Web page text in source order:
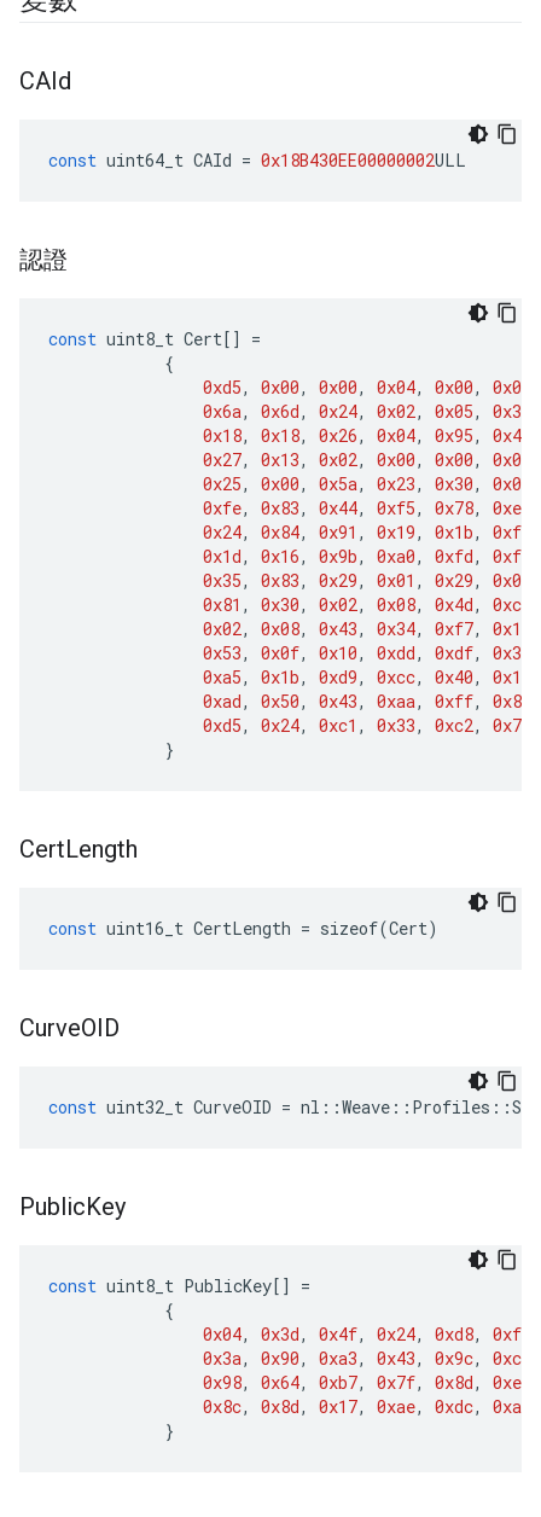
CAId
const uint64_t CAId = 0x18B430EE00000002ULL
認證
const uint8_t Cert[]
=
{
0xd5, 0x00, 0x00, 0x04, 0x00, 0x01
0x6a, 0x6d, 0x24, 0x02, 0x05, 0x37
0x18, 0x18, 0x26, 0x04, 0x95, 0x49
0x27, 0x13, 0x02, 0x00, 0x00, 0x00
0x25, 0x00, 0x5a, 0x23, 0x30, 0x0a
0xfe, 0x83, 0x44, 0xf5, 0x78, 0xec
0x24, 0x84, 0x91 , 0x19, 0x1b, 0xf8
0x1d, 0x16, 0x9b, 0xa0, 0xfd, 0xf7
0x35, 0x83, 0x29, 0x01 , 0x29, 0x02
0x81 , 0x30, 0x02, 0x08, 0x4d, 0xc1
0x02, 0x08, 0x43, 0x34, 0xf7, 0x12
0x53, 0x0f, 0x10, 0xdd, 0xdf, 0x37
0xa5, 0x1b, 0xd9, 0xcc, 0x40, 0x1d
0xad, 0x50, 0x43, 0xaa, 0xff, 0x88
0xd5, 0x24, 0xc1 , 0x33, 0xc2, 0x75
}
CertLength
const uint16_t CertLength = sizeof(Cert)
CurveOID
const uint32_t CurveOID = nl ::Weave :: Profiles ::
PublicKey
const uint8_t PublicKey[]
=
{
0x04, 0x3d, 0x4f, 0x24, 0xd8, 0xfc
0x3a, 0x90, 0xa3, 0x43, 0x9c, 0xcb
0x98, 0x64, 0xb7, 0x7f, 0x8d, 0xe5
0x8c, 0x8d, 0x17, 0xae, 0xdc, 0xa4
}